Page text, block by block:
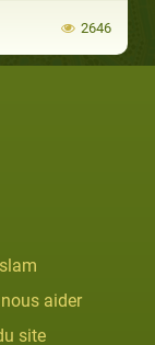
2646
aider
site